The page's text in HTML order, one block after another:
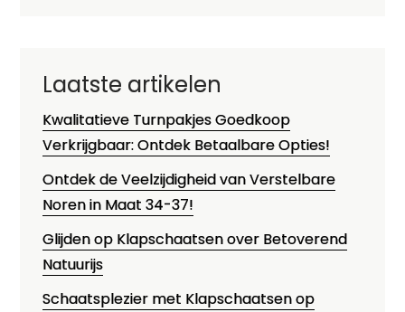
Laatste artikelen
Kwalitatieve Turnpakjes Goedkoop
Verkrijgbaar: Ontdek Betaalbare Opties!
Ontdek de Veelzijdigheid van Verstelbare
Noren in Maat 34-37!
Glijden op Klapschaatsen over Betoverend
Natuurijs
Schaatsplezier met Klapschaatsen op